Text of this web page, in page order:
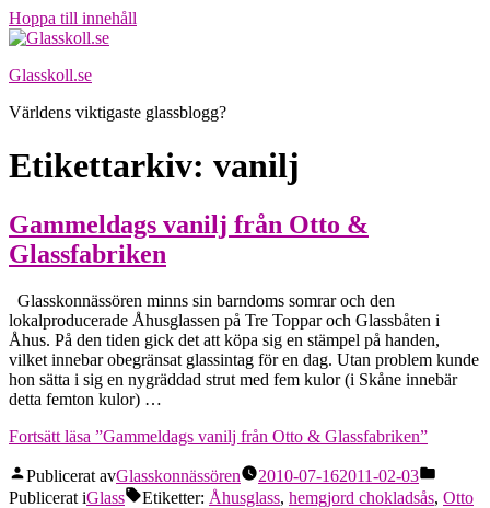
Hoppa till innehåll
Glasskoll.se
Världens viktigaste glassblogg?
Etikettarkiv: vanilj
Gammeldags vanilj från Otto &
Glassfabriken
Glasskonnässören minns sin barndoms somrar och den
lokalproducerade Åhusglassen på Tre Toppar och Glassbåten i
Åhus. På den tiden gick det att köpa sig en stämpel på handen,
vilket innebar obegränsat glassintag för en dag. Utan problem kunde
hon sätta i sig en nygräddad strut med fem kulor (i Skåne innebär
detta femton kulor) …
Fortsätt läsa ”Gammeldags vanilj från Otto & Glassfabriken”
Publicerat avGlasskonnässören 2010-07-162011-02-03
Publicerat iGlass Etiketter: Åhusglass, hemgjord chokladsås, Otto